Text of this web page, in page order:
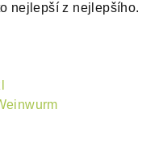
nejlepší z nejlepšího.